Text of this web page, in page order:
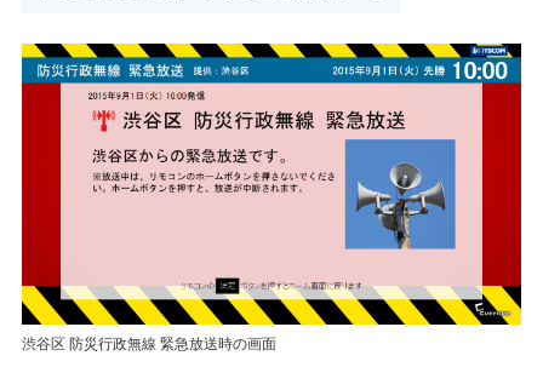
渋谷区 防災行政無線 緊急放送時の画面